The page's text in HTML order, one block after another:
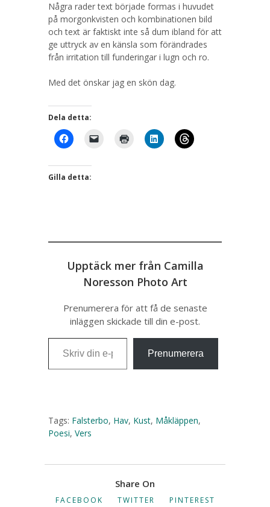
Några rader text började formas i huvudet
på morgonkvisten och kombinationen bild
och text är faktiskt inte så dum ibland för att
ge uttryck av en känsla som förändrades
från irritation till funderingar i lugn och ro.
Med det önskar jag en skön dag.
Dela detta:
Gilla detta:
Upptäck mer från Camilla
Noresson Photo Art
Prenumerera för att få de senaste
inläggen skickade till din e-post.
Skriv din e-post …
Prenumerera
Tags: Falsterbo, Hav, Kust, Måkläppen,
Poesi, Vers
Share On
FACEBOOK TWITTER PINTEREST